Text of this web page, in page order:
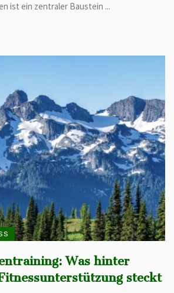
ist ein zentraler Baustein ...
Was hinter
steckt